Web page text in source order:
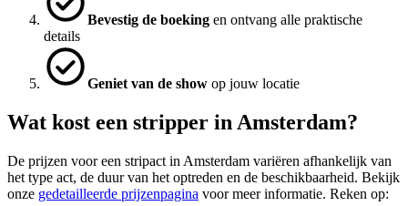
Bevestig de boeking en ontvang alle praktische
details
Geniet van de show op jouw locatie
Wat kost een stripper in Amsterdam?
De prijzen voor een stripact in Amsterdam variëren afhankelijk van
het type act, de duur van het optreden en de beschikbaarheid. Bekijk
onze gedetailleerde prijzenpagina voor meer informatie. Reken op: